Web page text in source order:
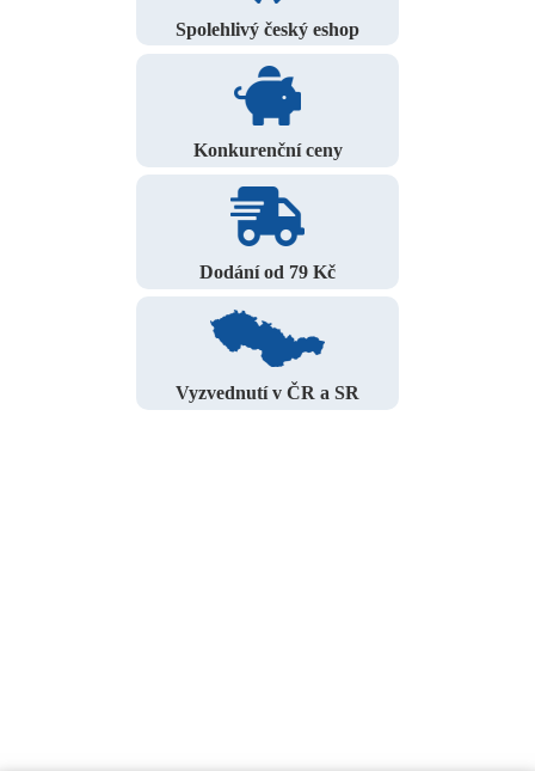
Spolehlivý český eshop
Konkurenční ceny
Dodání od 79 Kč
Vyzvednutí v ČR a SR